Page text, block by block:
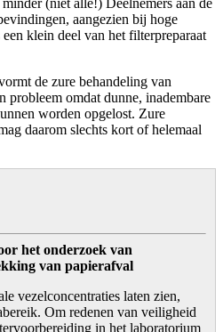
(niet alle!) Deelnemers aan de
aangezien bij hoge
klein deel van het filterpreparaat
de zure behandeling van
probleem omdat dunne, inadembare
worden opgelost. Zure
daarom slechts kort of helemaal
het onderzoek van
van papierafval
vezelconcentraties laten zien,
Om redenen van veiligheid
in het laboratorium